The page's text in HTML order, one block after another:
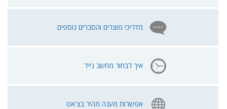
מדריכי מוצרים והסברים נוספים
איך לבחור מחשב נייד
אפשרות מענה מהיר בצ'אט